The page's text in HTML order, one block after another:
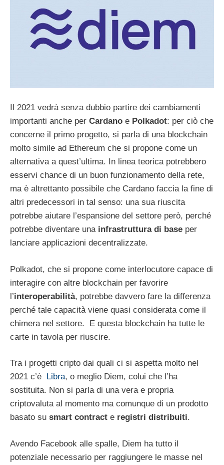
Il 2021 vedrà senza dubbio partire dei cambiamenti
importanti anche per Cardano e Polkadot: per ciò che
concerne il primo progetto, si parla di una blockchain
molto simile ad Ethereum che si propone come un
alternativa a quest’ultima. In linea teorica potrebbero
esservi chance di un buon funzionamento della rete,
ma è altrettanto possibile che Cardano faccia la fine di
altri predecessori in tal senso: una sua riuscita
potrebbe aiutare l’espansione del settore però, perché
potrebbe diventare unainfrastruttura di base per
lanciare applicazioni decentralizzate.
Polkadot, che si propone come interlocutore capace di
interagire con altre blockchain per favorire
l’interoperabilità, potrebbe davvero fare la differenza
perché tale capacità viene quasi considerata come il
chimera nel settore. E questa blockchain ha tutte le
carte in tavola per riuscire.
Tra i progetti cripto dai quali ci si aspetta molto nel
2021 c’è Libra, o meglio Diem, colui che l’ha
sostituita. Non si parla di una vera e propria
criptovaluta al momento ma comunque di un prodotto
basato su smart contract e registri distribuiti.
Avendo Facebook alle spalle, Diem ha tutto il
potenziale necessario per raggiungere le masse nel